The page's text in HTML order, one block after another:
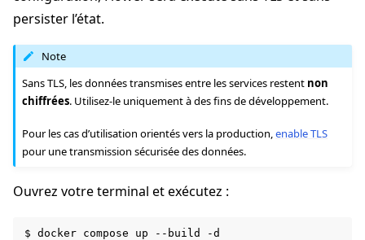
persister l’état.
Note
Sans TLS, les données transmises entre les services restent non
chiffrées. Utilisez-le uniquement à des fins de développement.
Pour les cas d’utilisation orientés vers la production,enable TLS
pour une transmission sécurisée des données.
Ouvrez votre terminal et exécutez :
$ docker compose up --build